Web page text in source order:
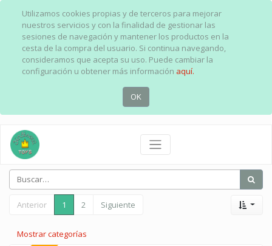
Utilizamos cookies propias y de terceros para mejorar
nuestros servicios y con la finalidad de gestionar las
sesiones de navegación y mantener los productos en la
cesta de la compra del usuario. Si continua navegando,
consideramos que acepta su uso. Puede cambiar la
configuración u obtener más información aquí.
OK
Anterior 1 2 Siguiente
Mostrar categorías